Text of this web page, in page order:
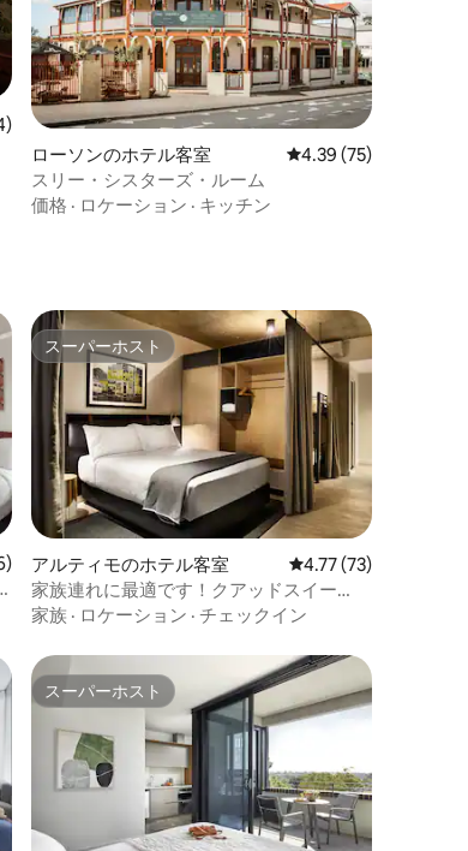
54件、5つ星中4.5つ星の平均評価
ローソンのホテル客室 レビュー75件、5つ
4.39 (75)
スリー・シスターズ・ルーム
価格 · ロケーション · キッチン
件、5つ星中4.65つ星の平均評価
スーパーホスト
スーパーホスト
アルティモのホテル客室 レビュー73件、5つ
4.77 (73)
家族連れに最適です！クアッドスイー
ト、リビング、キッチン
家族 · ロケーション · チェックイン
スーパーホスト
スーパーホスト